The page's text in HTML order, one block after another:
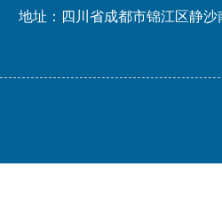
地址：四川省成都市锦江区静沙